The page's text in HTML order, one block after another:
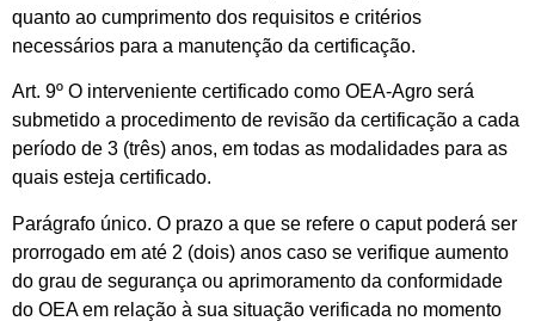
quanto ao cumprimento dos requisitos e critérios
necessários para a manutenção da certificação.
Art. 9º O interveniente certificado como OEA-Agro será
submetido a procedimento de revisão da certificação a cada
período de 3 (três) anos, em todas as modalidades para as
quais esteja certificado.
Parágrafo único. O prazo a que se refere o caput poderá ser
prorrogado em até 2 (dois) anos caso se verifique aumento
do grau de segurança ou aprimoramento da conformidade
do OEA em relação à sua situação verificada no momento